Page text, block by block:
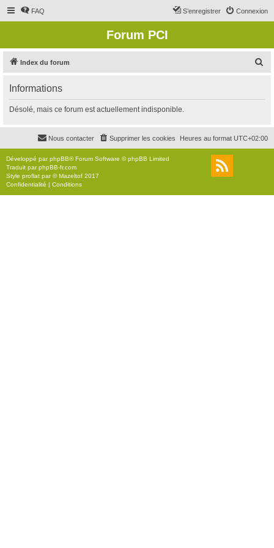
FAQ Connexion
S’enregistrer
Forum PCI
Index du forum
r
c
r
Informations
Désolé, mais ce forum est actuellement indisponible.
Heures au format UTC+02:00
Supprimer les cookies
Nous contacter
Développé parphpBB® Forum Software © phpBB Limited
Traduit parphpBB-fr.com
Style proflat par ©Mazeltof 2017
Confidentialité | Conditions